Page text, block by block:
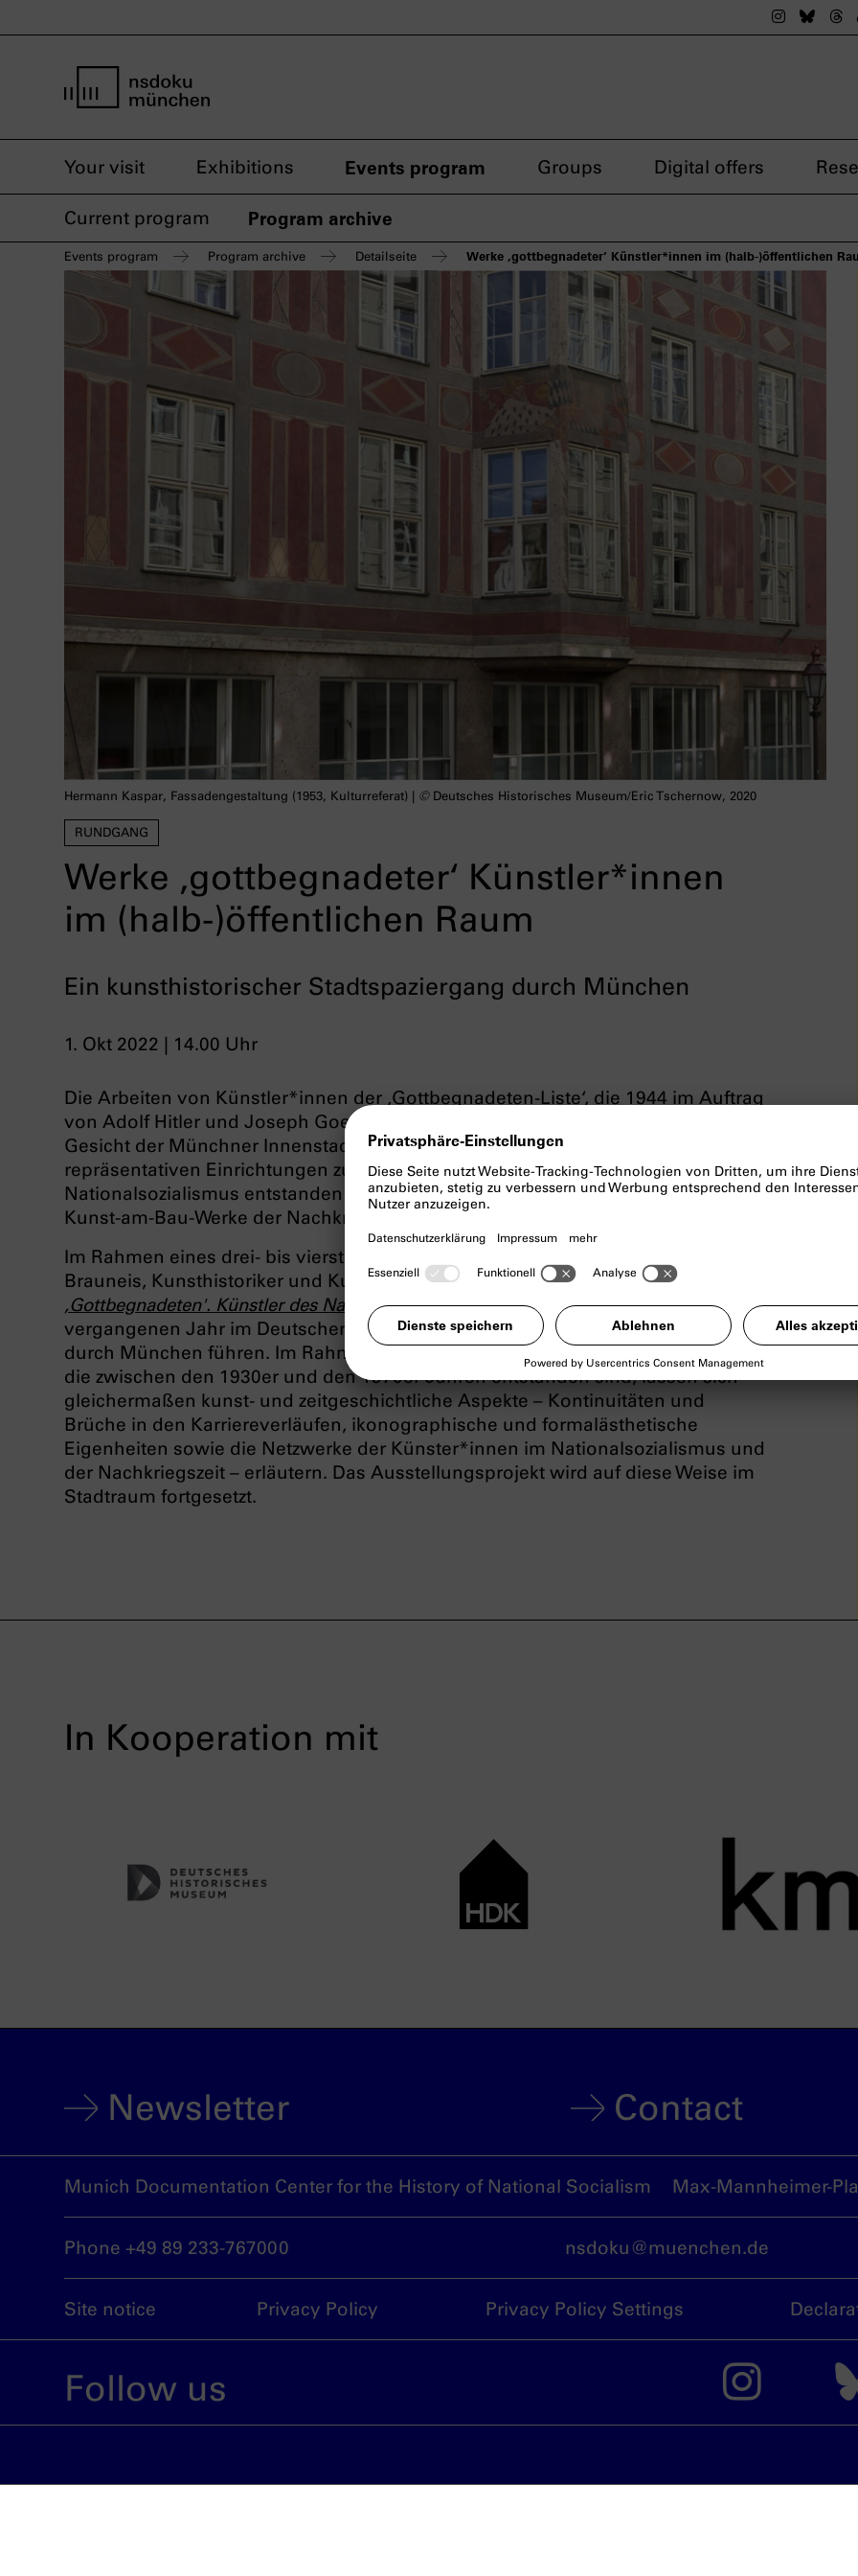
TheThe
Your visit Exhibitions Events program Groups Digital offers
Current program Program archive
Events program Program archive Detailseite Werke ‚gottbegnadeter‘ Künstler*innen im (halb-)öffentlichen
RUNDGANG
Werke ‚gottbegnadeter‘ Künstler*innen
im (halb-)öffentlichen Raum
Ein kunsthistorischer Stadtspaziergang durch München
1. Okt 2022 | 14.00 Uhr
Hermann Kaspar, Fassadengestaltung (1953, Kulturreferat) | © Deutsches Historisches Museum/Eric Tschernow, 2020
Die Arbeiten von Künstler*innen der ‚Gottbegnadeten-Liste‘, die 1944 im Auftrag
von Adolf Hitler und Joseph Goebbels erstellt worden ist, prägen bis heute das
Gesicht der Münchner Innenstadt und sind auf Plätzen, an Fassaden, und in
repräsentativen Einrichtungen zu sehen. Das gilt sowohl für deren Werke, die im
Nationalsozialismus entstanden sind als auch für die Auftragsarbeiten und
Kunst-am-Bau-Werke der Nachkriegsjahrzehnte.
Im Rahmen eines drei- bis vierstündigen Stadtspaziergangs wird Wolfgang
Brauneis, Kunsthistoriker und Kurator der Ausstellung
Die Liste der
,Gottbegnadeten'. Künstler des Nationalsozialismus in der Bundesrepublik, die im
vergangenen Jahr im Deutschen Historischen Museum in Berlin zu sehen war,
durch München führen. Im Rahmen der Exkursion entlang zahlreicher Arbeiten,
die zwischen den 1930er und den 1970er Jahren entstanden sind, lassen sich
gleichermaßen kunst- und zeitgeschichtliche Aspekte – Kontinuitäten und
Brüche in den Karriereverläufen, ikonographische und formalästhetische
Eigenheiten sowie die Netzwerke der Künster*innen im Nationalsozialismus und
der Nachkriegszeit – erläutern. Das Ausstellungsprojekt wird auf diese Weise im
Stadtraum fortgesetzt.
In Kooperation mit
Newsletter Contact
Munich Documentation Center for the History of National Socialism Max-Mannheimer-
Phone +49 89 233-767000 nsdoku@muenchen.de
Site notice Privacy Policy Privacy Policy Settings
Follow us The